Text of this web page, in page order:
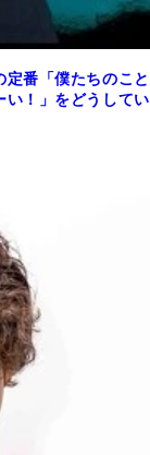
番「僕たちのこと
い！」をどうしてい